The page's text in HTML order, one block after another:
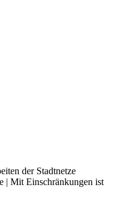
der Stadtnetze
| Mit Einschränkungen ist